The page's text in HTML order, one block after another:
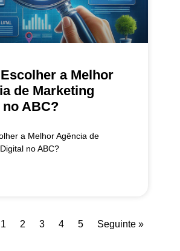
a Melhor
de Marketing
ABC?
a Melhor Agência de
no ABC?
1 2 3 4 5 Seguinte »